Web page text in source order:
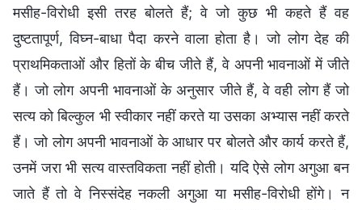
मसीह-विरोधी इसी तरह बोलते हैं; वे जो कुछ भी कहते हैं वह
दुष्टतापूर्ण, विघ्न-बाधा पैदा करने वाला होता है। जो लोग देह की
प्राथमिकताओं और हितों के बीच जीते हैं, वे अपनी भावनाओं में जीते
हैं। जो लोग अपनी भावनाओं के अनुसार जीते हैं, वे वही लोग हैं जो
सत्य को बिल्कुल भी स्वीकार नहीं करते या उसका अभ्यास नहीं करते
हैं। जो लोग अपनी भावनाओं के आधार पर बोलते और कार्य करते हैं,
उनमें जरा भी सत्य वास्तविकता नहीं होती। यदि ऐसे लोग अगुआ बन
जाते हैं तो वे निस्संदेह नकली अगुआ या मसीह-विरोधी होंगे। न